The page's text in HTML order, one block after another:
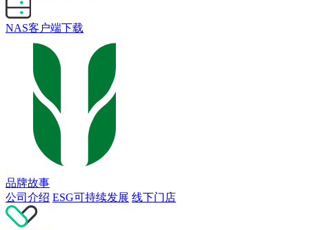
NAS客户端下载
品牌故事
公司介绍 ESG可持续发展 线下门店